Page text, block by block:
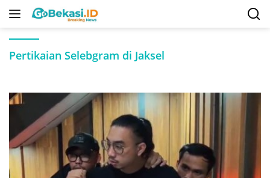
Langsung
Pertikaian Selebgram di Jaksel